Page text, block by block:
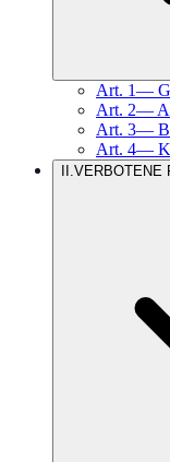
Art. 1—
Art. 2—
Art. 3—
Art. 4—
.VERBOTENE